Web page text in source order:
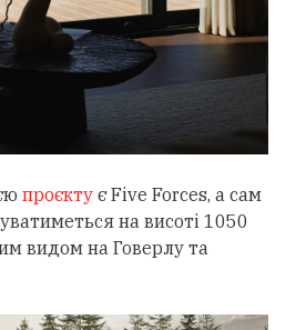
проєкту є Five Forces, а сам
на висоті 1050
видом на Говерлу та